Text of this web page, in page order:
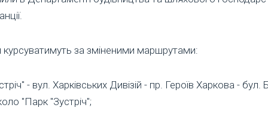
за зміненими маршрутами:
- вул. Харківських Дивізій - пр. Героїв Харкова -
"Парк "Зустріч";